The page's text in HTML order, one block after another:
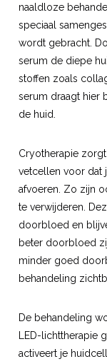
naaldloze
speciaal
wordt gebracht.
serum de diepe
stoffen zoals
serum draagt hier
de huid.
Cryotherapie
vetcellen voor dat
afvoeren. Zo zijn
te verwijderen.
doorbloed en
beter doorbloed
minder goed
behandeling
De behandeling
LED-lichttherapie
activeert je